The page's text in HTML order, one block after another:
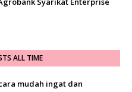
ALL TIME
cara mudah ingat dan